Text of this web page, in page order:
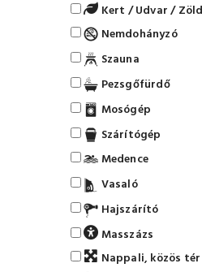
Kert / Udvar /
Nemdohányzó
Szauna
Pezsgőfürdő
Mosógép
Szárítógép
Medence
Vasaló
Hajszárító
Masszázs
Nappali, közös tér